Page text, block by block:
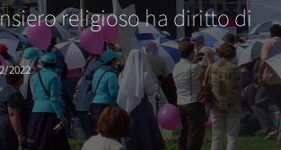
religioso ha diritto di
2022